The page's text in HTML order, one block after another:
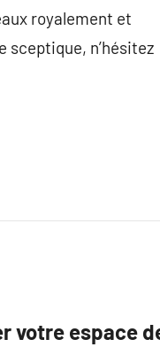
royalement et
sceptique, n’hésitez
votre espace